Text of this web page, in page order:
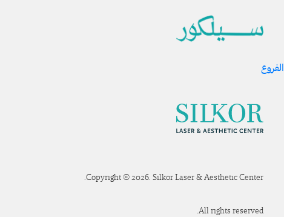
الفروع
Copyright © 2026. Silkor Laser & Aesthetic Center.
All rights reserved.